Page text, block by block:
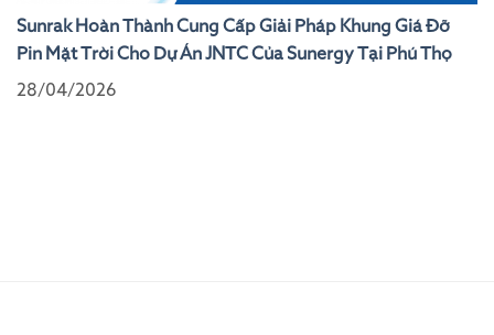
Sunrak Hoàn Thành Cung Cấp Giải Pháp Khung Giá Đỡ
Pin Mặt Trời Cho Dự Án JNTC Của Sunergy Tại Phú Thọ
28/04/2026